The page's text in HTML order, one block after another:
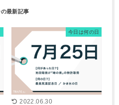
今日は何の日
2022.06.30